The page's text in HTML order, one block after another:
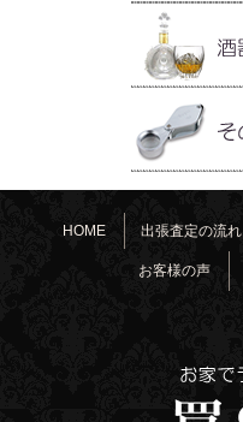
HOME 出張査定の流れ
お客様の声